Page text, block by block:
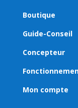
Boutique
Guide-Conseil
Concepteur
Mon compte